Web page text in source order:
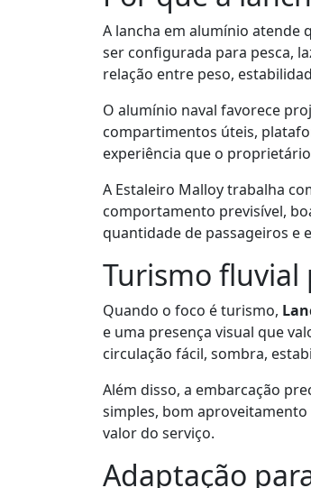
A lancha em alumínio atende
ser configurada para pesca,
relação entre peso,
O alumínio naval favorece
compartimentos úteis,
experiência que o
A Estaleiro Malloy trabalha
comportamento previsível,
quantidade de passageiros e
Turismo fluvial
Quando o foco é turismo,
e uma presença visual que
circulação fácil, sombra,
Além disso, a embarcação
simples, bom
valor do serviço.
Adaptação